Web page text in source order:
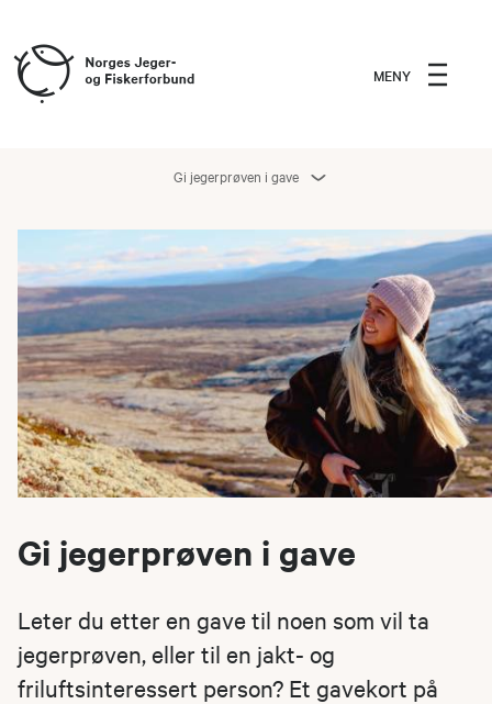
MENY
Gi jegerprøven i gave
Gi jegerprøven i gave
Leter du etter en gave til noen som vil ta
jegerprøven, eller til en jakt- og
friluftsinteressert person? Et gavekort på